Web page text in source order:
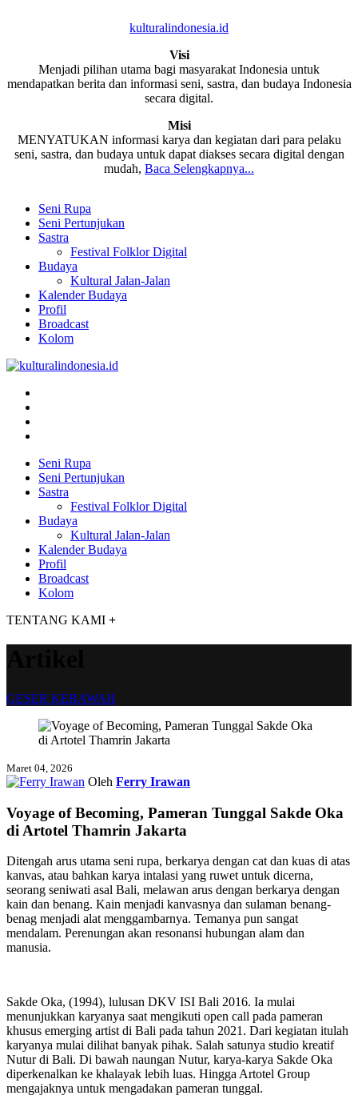
kulturalindonesia.id
Visi
Menjadi pilihan utama bagi masyarakat Indonesia untuk
mendapatkan berita dan informasi seni, sastra, dan budaya Indonesia
secara digital.
Misi
MENYATUKAN informasi karya dan kegiatan dari para pelaku
seni, sastra, dan budaya untuk dapat diakses secara digital dengan
mudah, Baca Selengkapnya...
Seni Rupa
Seni Pertunjukan
Sastra
Festival Folklor Digital
Budaya
Kultural Jalan-Jalan
Kalender Budaya
Profil
Broadcast
Kolom
Seni Rupa
Seni Pertunjukan
Sastra
Festival Folklor Digital
Budaya
Kultural Jalan-Jalan
Kalender Budaya
Profil
Broadcast
Kolom
TENTANG KAMI +
GESER KEBAWAH
Maret 04, 2026
Oleh Ferry Irawan
Voyage of Becoming, Pameran Tunggal Sakde Oka
di Artotel Thamrin Jakarta
Ditengah arus utama seni rupa, berkarya dengan cat dan kuas di atas
kanvas, atau bahkan karya intalasi yang ruwet untuk dicerna,
seorang seniwati asal Bali, melawan arus dengan berkarya dengan
kain dan benang. Kain menjadi kanvasnya dan sulaman benang-
benag menjadi alat menggambarnya. Temanya pun sangat
mendalam. Perenungan akan resonansi hubungan alam dan
manusia.
Sakde Oka, (1994), lulusan DKV ISI Bali 2016. Ia mulai
menunjukkan karyanya saat mengikuti open call pada pameran
khusus emerging artist di Bali pada tahun 2021. Dari kegiatan itulah
karyanya mulai dilihat banyak pihak. Salah satunya studio kreatif
Nutur di Bali. Di bawah naungan Nutur, karya-karya Sakde Oka
diperkenalkan ke khalayak lebih luas. Hingga Artotel Group
mengajaknya untuk mengadakan pameran tunggal.